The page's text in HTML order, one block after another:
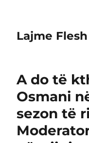
Lajme Flesh
A do të
Osmani
sezon të